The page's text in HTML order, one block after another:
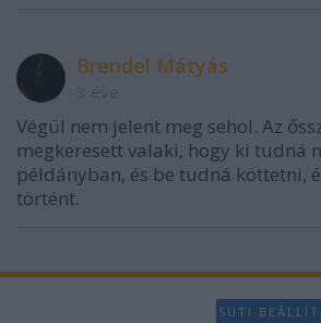
Brendel Mátyás
Végül nem jelent meg sehol. Az
megkeresett valaki, hogy ki tudná
példányban, és be tudná köttetni,
történt.
SÜTI